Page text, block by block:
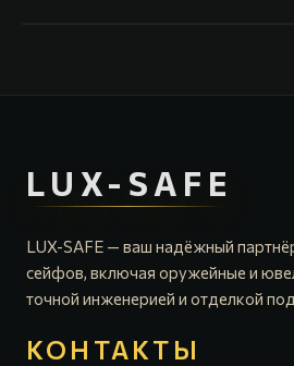
LUX-SAFE
LUX-SAFE — ваш надёжный
сейфов, включая оружейные и
точной инженерией и отделкой
КОНТАКТЫ